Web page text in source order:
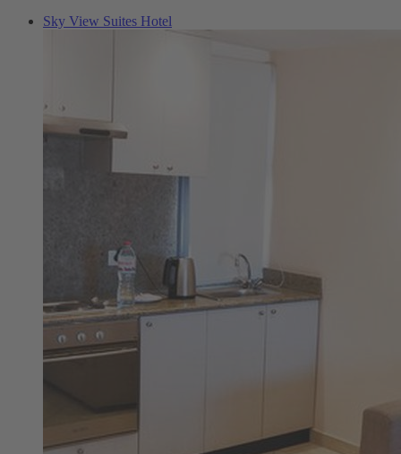
Sky View Suites Hotel